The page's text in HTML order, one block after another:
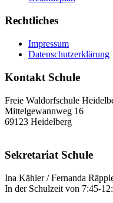
Rechtliches
Impressum
Datenschutzerklärung
Kontakt Schule
Freie Waldorfschule
Mittelgewannweg 16
69123 Heidelberg
Sekretariat Schule
Ina Kähler / Fernanda
In der Schulzeit von 7:45-